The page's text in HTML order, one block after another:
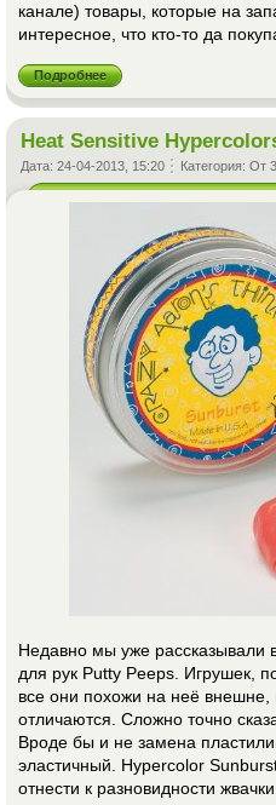
канале) товары, которые на
интересное, что кто-то да
Подробнее
Heat Sensitive
Дата: 24-04-2013, 15:20 Категория: От
Недавно мы уже рассказывали
для рук Putty Peeps. Игрушек,
все они похожи на неё внешне,
отличаются. Сложно точно
Вроде бы и не замена
эластичный. Hypercolor
отнести к разновидности